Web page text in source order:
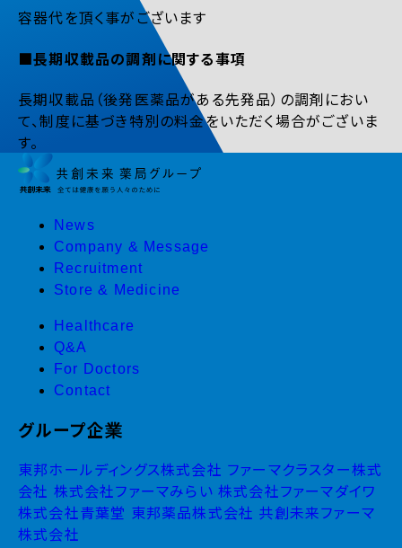
容器代を頂く事がございます
■長期収載品の調剤に関する事項
長期収載品（後発医薬品がある先発品）の調剤におい
て、制度に基づき特別の料金をいただく場合がございま
す。
News
Company & Message
Recruitment
Store & Medicine
Healthcare
Q&A
For Doctors
Contact
グループ企業
東邦ホールディングス株式会社 ファーマクラスター株式
会社 株式会社ファーマみらい 株式会社ファーマダイワ
株式会社青葉堂 東邦薬品株式会社 共創未来ファーマ
株式会社